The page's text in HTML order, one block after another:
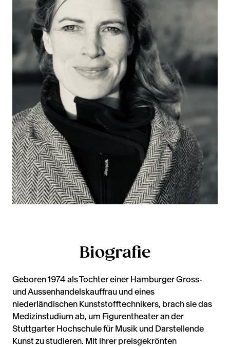
Biografie
Geboren 1974 als Tochter einer Hamburger Gross-
und Aussenhandelskauffrau und eines
niederländischen Kunststofftechnikers, brach sie das
Medizinstudium ab, um Figurentheater an der
Stuttgarter Hochschule für Musik und Darstellende
Kunst zu studieren. Mit ihrer preisgekrönten